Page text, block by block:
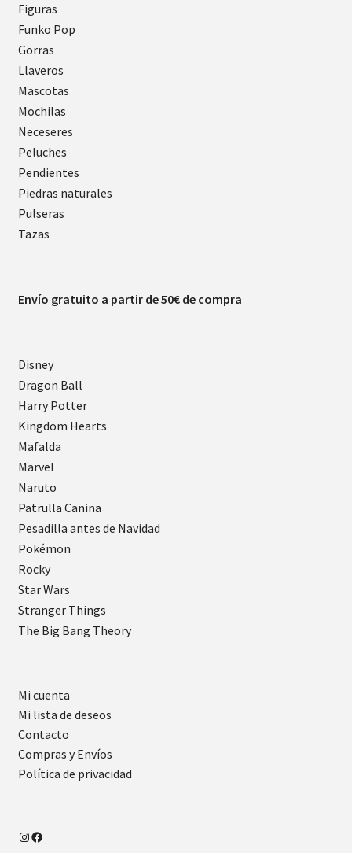
Figuras
Funko Pop
Gorras
Llaveros
Mascotas
Mochilas
Neceseres
Peluches
Pendientes
Piedras naturales
Pulseras
Tazas
Envío gratuito a partir de 50€ de compra
Disney
Dragon Ball
Harry Potter
Kingdom Hearts
Mafalda
Marvel
Naruto
Patrulla Canina
Pesadilla antes de Navidad
Pokémon
Rocky
Star Wars
Stranger Things
The Big Bang Theory
Mi cuenta
Mi lista de deseos
Contacto
Compras y Envíos
Política de privacidad